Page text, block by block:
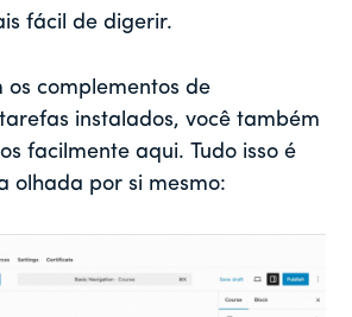
fácil de digerir.
os complementos de
instalados, você também
facilmente aqui. Tudo isso é
olhada por si mesmo: